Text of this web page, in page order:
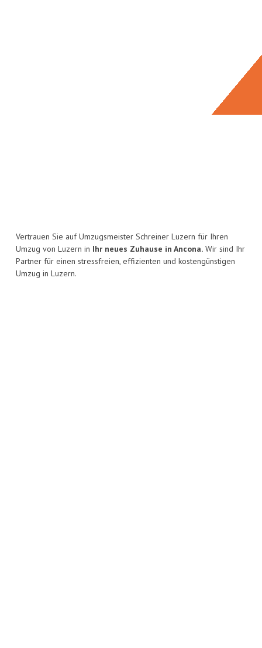
Vertrauen Sie auf Umzugsmeister Schreiner Luzern für Ihren
Umzug von Luzern in Ihr neues Zuhause in Ancona. Wir sind Ihr
Partner für einen stressfreien, effizienten und kostengünstigen
Umzug in Luzern.